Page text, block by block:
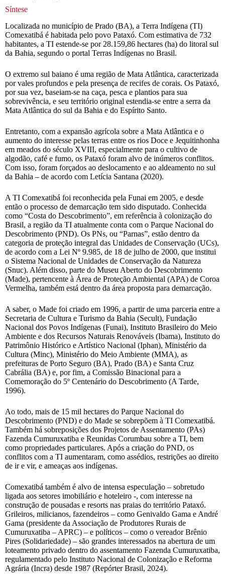
Síntese
Localizada no município de Prado (BA), a Terra Indígena (TI)
Comexatibá é habitada pelo povo Pataxó. Com estimativa de 732
habitantes, a TI estende-se por 28.159,86 hectares (ha) do litoral sul
da Bahia, segundo o portal Terras Indígenas no Brasil.
O extremo sul baiano é uma região de Mata Atlântica, caracterizada
por vales profundos e pela presença de recifes de corais. Os Pataxó,
por sua vez, baseiam-se na caça, pesca e plantios para sua
sobrevivência, e seu território original estendia-se entre a serra da
Mata Atlântica do sul da Bahia e do Espírito Santo.
Entretanto, com a expansão agrícola sobre a Mata Atlântica e o
aumento do interesse pelas terras entre os rios Doce e Jequitinhonha
em meados do século XVIII, especialmente para o cultivo de
algodão, café e fumo, os Pataxó foram alvo de inúmeros conflitos.
Com isso, foram forçados ao deslocamento e ao aldeamento no sul
da Bahia – de acordo com Letícia Santana (2020).
A TI Comexatibá foi reconhecida pela Funai em 2005, e desde
então o processo de demarcação tem sido disputado. Conhecida
como “Costa do Descobrimento”, em referência à colonização do
Brasil, a região da TI atualmente conta com o Parque Nacional do
Descobrimento (PND). Os PNs, ou “Parnas”, estão dentro da
categoria de proteção integral das Unidades de Conservação (UCs),
de acordo com a Lei Nº 9.985, de 18 de julho de 2000, que institui
o Sistema Nacional de Unidades de Conservação da Natureza
(Snuc). Além disso, parte do Museu Aberto do Descobrimento
(Made), pertencente à Área de Proteção Ambiental (APA) de Coroa
Vermelha, também está dentro da área proposta para demarcação.
A saber, o Made foi criado em 1996, a partir de uma parceria entre a
Secretaria de Cultura e Turismo da Bahia (Secult), Fundação
Nacional dos Povos Indígenas (Funai), Instituto Brasileiro do Meio
Ambiente e dos Recursos Naturais Renováveis (Ibama), Instituto do
Patrimônio Histórico e Artístico Nacional (Iphan), Ministério da
Cultura (Minc), Ministério do Meio Ambiente (MMA), as
prefeituras de Porto Seguro (BA), Prado (BA) e Santa Cruz
Cabrália (BA) e, por fim, a Comissão Binacional para a
Comemoração do 5º Centenário do Descobrimento (A Tarde,
1996).
Ao todo, mais de 15 mil hectares do Parque Nacional do
Descobrimento (PND) e do Made se sobrepõem à TI Comexatibá.
Também há sobreposições dos Projetos de Assentamento (PAs)
Fazenda Cumuruxatiba e Reunidas Corumbau sobre a TI, bem
como propriedades particulares. Após a criação do PND, os
conflitos com a TI aumentaram, como assédios, restrições ao direito
de ir e vir, e ameaças aos indígenas.
Comexatibá também é alvo de intensa especulação – sobretudo
ligada aos setores imobiliário e hoteleiro -, com interesse na
construção de pousadas e resorts nas praias do território Pataxó.
Grileiros, milicianos, fazendeiros – como Genivaldo Gama e André
Gama (presidente da Associação de Produtores Rurais de
Cumuruxatiba – APRC) – e políticos – como o vereador Brênio
Pires (Solidariedade) – são grandes interessados na abertura de um
loteamento privado dentro do assentamento Fazenda Cumuruxatiba,
regulamentado pelo Instituto Nacional de Colonização e Reforma
Agrária (Incra) desde 1987 (Repórter Brasil, 2024).